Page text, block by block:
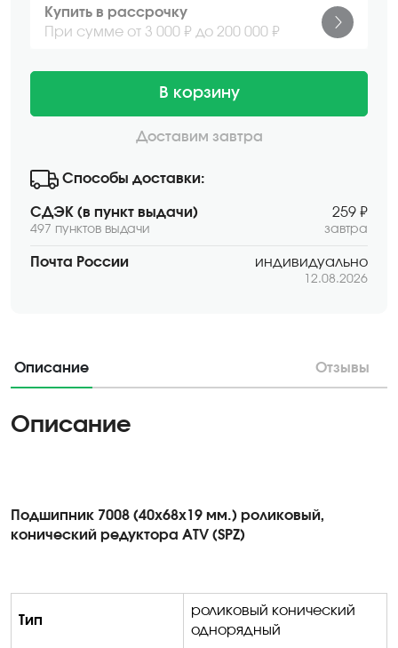
Купить в рассрочку
При сумме от 3 000 ₽ до 200 000 ₽
В корзину
Доставим завтра
Способы доставки:
СДЭК (в пункт выдачи)
497 пунктов выдачи
259 ₽
завтра
Почта России индивидуально
12.08.2026
Описание Отзывы
Описание
Подшипник 7008 (40х68х19 мм.) роликовый,
конический редуктора ATV (SPZ)
Тип
роликовый конический
однорядный